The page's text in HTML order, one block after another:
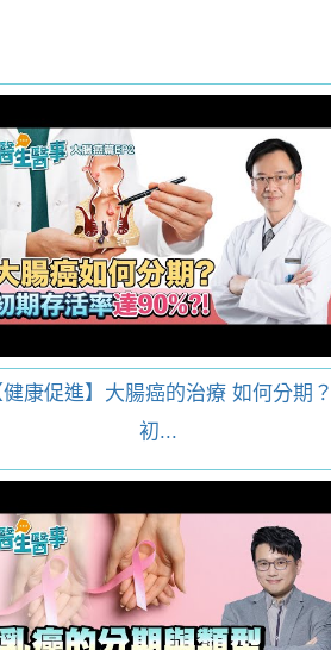
健康促進】大腸癌的治療 如何分期？
初...